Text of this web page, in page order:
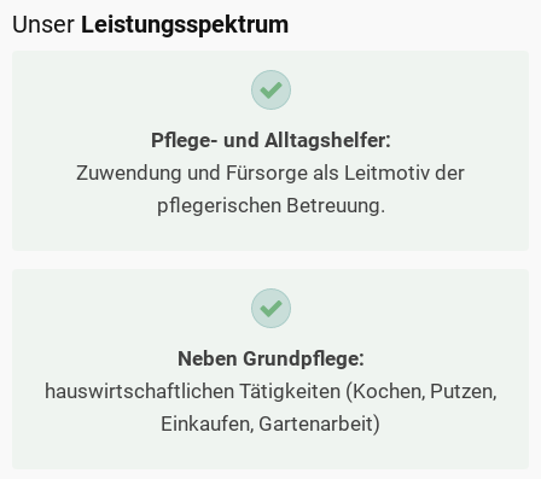
Unser Leistungsspektrum
Pflege- und Alltagshelfer:
Zuwendung und Fürsorge als Leitmotiv der
pflegerischen Betreuung.
Neben Grundpflege:
hauswirtschaftlichen Tätigkeiten (Kochen, Putzen,
Einkaufen, Gartenarbeit)